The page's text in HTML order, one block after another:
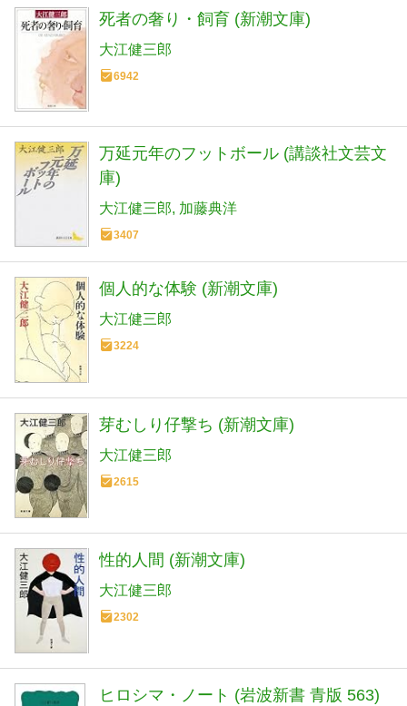
死者の奢り・飼育 (新潮文庫)
大江健三郎
6942
万延元年のフットボール (講談社文芸文
庫)
大江健三郎 加藤典洋
3407
個人的な体験 (新潮文庫)
大江健三郎
3224
芽むしり仔撃ち (新潮文庫)
大江健三郎
2615
性的人間 (新潮文庫)
大江健三郎
2302
ヒロシマ・ノート (岩波新書 青版 563)